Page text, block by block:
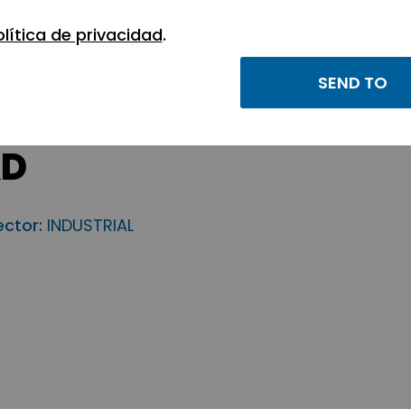
APTE’s parks.
INDUSTRIAL
de privacidad.